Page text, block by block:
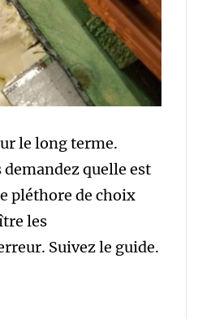
le long terme.
quelle est
pléthore de choix
les
Suivez le guide.